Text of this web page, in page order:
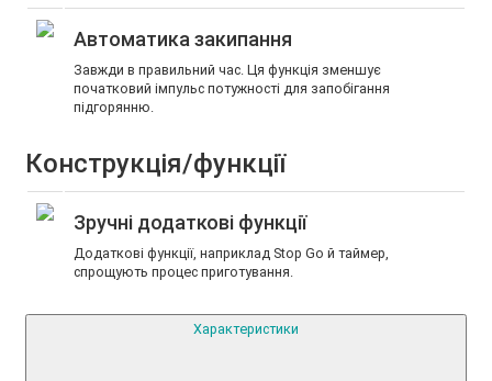
Автоматика закипання
Завжди в правильний час. Ця функція зменшує
початковий імпульс потужності для запобігання
підгорянню.
Конструкція/функції
Зручні додаткові функції
Додаткові функції, наприклад Stop Go й таймер,
спрощують процес приготування.